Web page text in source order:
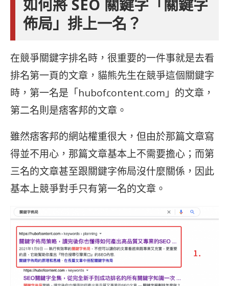
如何將 SEO 關鍵字「關鍵字
佈局」排上一名？
在競爭關鍵字排名時，很重要的一件事就是去看
排名第一頁的文章，貓熊先生在競爭這個關鍵字
時，第一名是「hubofcontent.com」的文章，
第二名則是痞客邦的文章。
雖然痞客邦的網站權重很大，但由於那篇文章寫
得並不用心，那篇文章基本上不需要擔心；而第
三名的文章甚至跟關鍵字佈局沒什麼關係，因此
基本上競爭對手只有第一名的文章。